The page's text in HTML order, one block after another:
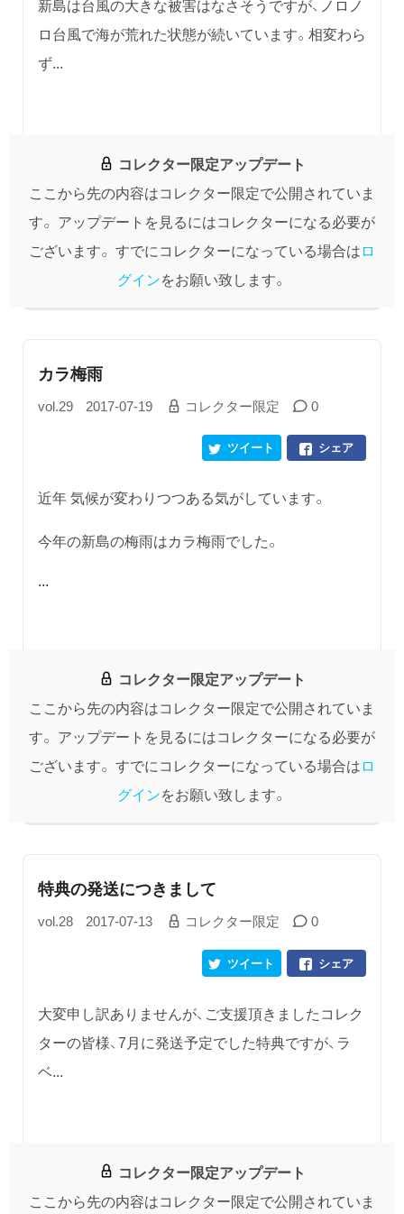
新島は台風の大きな被害はなさそうですが、ノロノ
ロ台風で海が荒れた状態が続いています。相変わら
ず...
コレクター限定アップデート
ここから先の内容はコレクター限定で公開されていま
す。 アップデートを見るにはコレクターになる必要が
ございます。 すでにコレクターになっている場合はロ
グインをお願い致します。
カラ梅雨
vol.29 2017-07-19 コレクター限定 0
シェア
ツイート
近年 気候が変わりつつある気がしています。
今年の新島の梅雨はカラ梅雨でした。
...
コレクター限定アップデート
ここから先の内容はコレクター限定で公開されていま
す。 アップデートを見るにはコレクターになる必要が
ございます。 すでにコレクターになっている場合はロ
グインをお願い致します。
特典の発送につきまして
vol.28 2017-07-13 コレクター限定 0
シェア
ツイート
大変申し訳ありませんが、ご支援頂きましたコレク
ターの皆様、7月に発送予定でした特典ですが、ラ
ベ...
コレクター限定アップデート
ここから先の内容はコレクター限定で公開されていま